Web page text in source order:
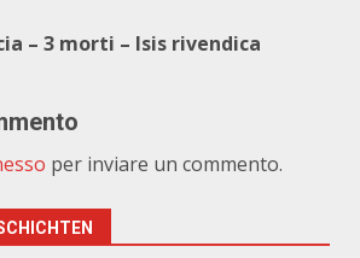
– 3 morti – Isis rivendica
per inviare un commento.